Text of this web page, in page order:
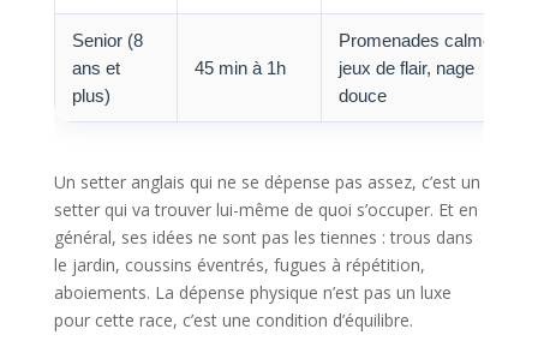
Senior (8
ans et
plus)
45 min à 1h
Promenades calmes,
jeux de flair, nage
douce
Un setter anglais qui ne se dépense pas assez, c’est un
setter qui va trouver lui-même de quoi s’occuper. Et en
général, ses idées ne sont pas les tiennes : trous dans
le jardin, coussins éventrés, fugues à répétition,
aboiements. La dépense physique n’est pas un luxe
pour cette race, c’est une condition d’équilibre.